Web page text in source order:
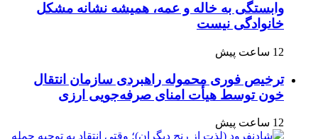
وابستگی به خاله و عمه، همیشه نشانه مشکل
خانوادگی نیست
12 ساعت پیش
ترخیص فوری محموله راهبردی سازمان انتقال
خون توسط هیأت امنای صرفه‌جویی ارزی
12 ساعت پیش